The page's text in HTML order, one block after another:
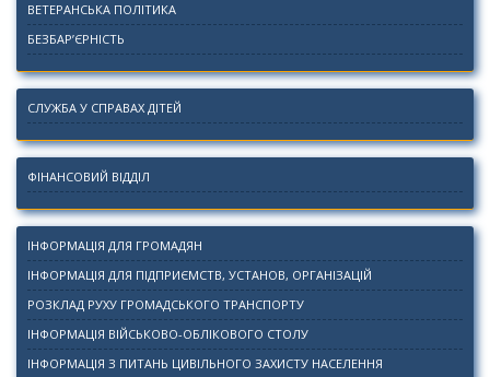
ВЕТЕРАНСЬКА ПОЛІТИКА
БЕЗБАР’ЄРНІСТЬ
СЛУЖБА У СПРАВАХ ДІТЕЙ
ФІНАНСОВИЙ ВІДДІЛ
ІНФОРМАЦІЯ ДЛЯ ГРОМАДЯН
ІНФОРМАЦІЯ ДЛЯ ПІДПРИЄМСТВ, УСТАНОВ, ОРГАНІЗАЦІЙ
РОЗКЛАД РУХУ ГРОМАДСЬКОГО ТРАНСПОРТУ
ІНФОРМАЦІЯ ВІЙСЬКОВО-ОБЛІКОВОГО СТОЛУ
ІНФОРМАЦІЯ З ПИТАНЬ ЦИВІЛЬНОГО ЗАХИСТУ НАСЕЛЕННЯ